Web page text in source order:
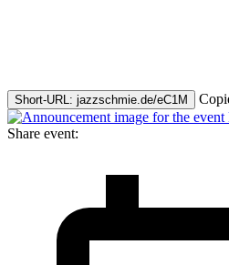
Short-URL: jazzschmie.de/eC1M
Share event: